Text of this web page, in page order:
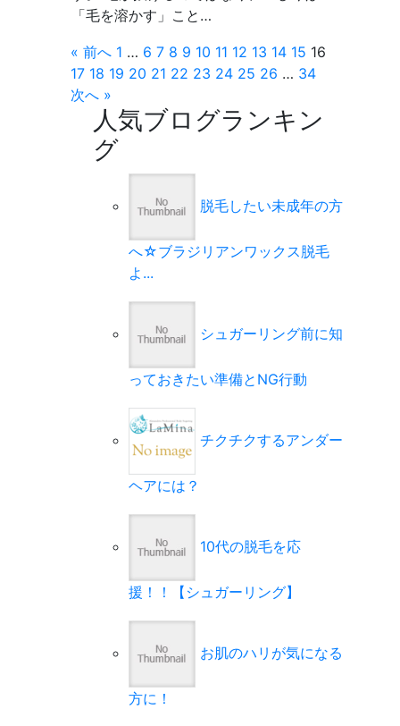
「毛を溶かす」こと…
« 前へ 1 … 6 7 8 9 10 11 12 13 14 15 16
17 18 19 20 21 22 23 24 25 26 … 34
次へ »
人気ブログランキン
グ
脱毛したい未成年の方
へ☆ブラジリアンワックス脱毛
よ...
シュガーリング前に知
っておきたい準備とNG行動
チクチクするアンダー
ヘアには？
10代の脱毛を応
援！！【シュガーリング】
お肌のハリが気になる
方に！